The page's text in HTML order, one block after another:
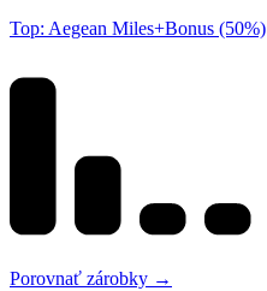
Top: Aegean Miles+Bonus (50%)
Porovnať zárobky →